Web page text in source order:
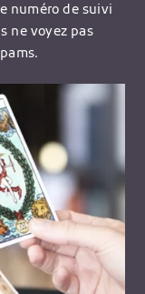
numéro de suivi
ne voyez pas